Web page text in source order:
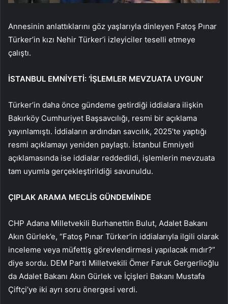
Annesinin anlattıklarını göz yaşlarıyla dinleyen Fatoş Pınar
Türker’in kızı Nehir Türker’i izleyiciler teselli etmeye
çalıştı.
İSTANBUL EMNİYETİ: ‘İŞLEMLER MEVZUATA UYGUN’
Türker’in daha önce gündeme getirdiği iddialara ilişkin
Bakırköy Cumhuriyet Başsavcılığı, resmi bir açıklama
yayınlamıştı. İddiaların ardından savcılık, 2025’te yaptığı
resmi açıklamayı yeniden paylaştı. İstanbul Emniyeti
açıklamasında ise iddialar reddedildi, işlemlerin mevzuata
tam uyumla gerçekleştirildiği savunuldu.
ÇIPLAK ARAMA MECLİS GÜNDEMİNDE
CHP Adana Milletvekili Burhanettin Bulut, Adalet Bakanı
Akın Gürlek’e, “Fatoş Pınar Türker’in iddialarıyla ilgili olarak
inceleme veya müfettiş görevlendirmesi yapılacak mıdır?”
diye sordu. DEM Parti Milletvekili Ömer Faruk Gergerlioğlu
da Adalet Bakanı Akın Gürlek ve İçişleri Bakanı Mustafa
Çiftçi’ye iki ayrı soru önergesi verdi.